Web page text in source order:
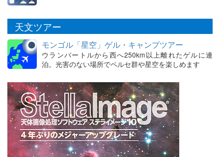
天文ツアー
モンゴル「星空」ゲル・キャンプツアー
ウランバートルから西へ250km以上離れたゲルに連
泊。光害のない場所でペルセ群や星空を楽しめます